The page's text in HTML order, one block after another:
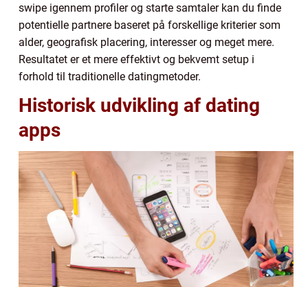
swipe igennem profiler og starte samtaler kan du finde
potentielle partnere baseret på forskellige kriterier som
alder, geografisk placering, interesser og meget mere.
Resultatet er et mere effektivt og bekvemt setup i
forhold til traditionelle datingmetoder.
Historisk udvikling af dating
apps